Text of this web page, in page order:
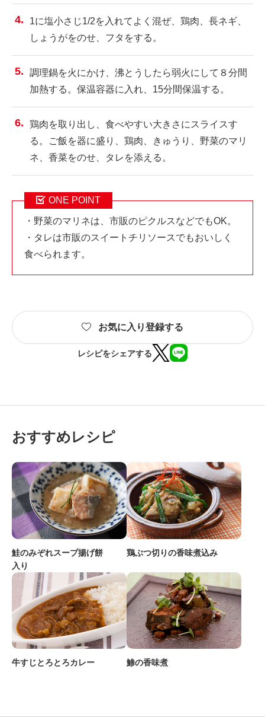
1に塩小さじ1/2を入れてよく混ぜ、鶏肉、長ネギ、
しょうがをのせ、フタをする。
調理鍋を火にかけ、沸とうしたら弱火にして８分間
加熱する。保温容器に入れ、15分間保温する。
鶏肉を取り出し、食べやすい大きさにスライスす
る。ご飯を器に盛り、鶏肉、きゅうり、野菜のマリ
ネ、香菜をのせ、タレを添える。
ONE POINT
・野菜のマリネは、市販のピクルスなどでもOK。
・タレは市販のスイートチリソースでもおいしく
食べられます。
お気に入り登録する
レシピをシェアする
おすすめレシピ
鮭のみぞれスープ揚げ餅
入り
鶏ぶつ切りの香味煮込み
牛すじとろとろカレー 鯵の香味煮